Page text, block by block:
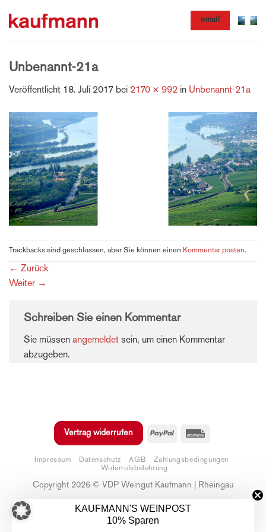
Inhalt
email
Unbenannt-21a
Veröffentlicht 18. Juli 2017 bei 2170 × 992 in Unbenannt-21a
Trackbacks sind geschlossen, aber Sie können einen Kommentar posten.
← Zurück
Weiter →
Schreiben Sie einen Kommentar
Sie müssen angemeldet sein, um einen Kommentar
abzugeben.
Vertrag widerrufen PayPal
Impressum Datenschutz AGB
Zahlungsbedingungen
Widerrufsbelehrung
Copyright 2026 © VDP Weingut Kaufmann | Rheingau
Alle Preise inkl. der gesetzlichen MwSt.
KAUFMANN'S WEINPOST
10% Sparen